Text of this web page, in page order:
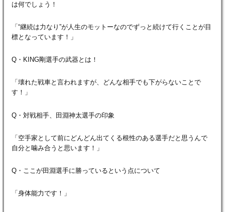
は何でしょう！
「“継続は力なり”が人生のモットーなのでずっと続けて行くことが目
標となっています！」
Q・KING剛選手の武器とは！
「壊れた戦車と言われますが、どんな相手でも下がらないことで
す！」
Q・対戦相手、田淵神太選手の印象
「空手家として前にどんどん出てくる根性のある選手だと思うんで
自分と噛み合うと思います！」
Q・ここが田淵選手に勝っているという点について
「身体能力です！」